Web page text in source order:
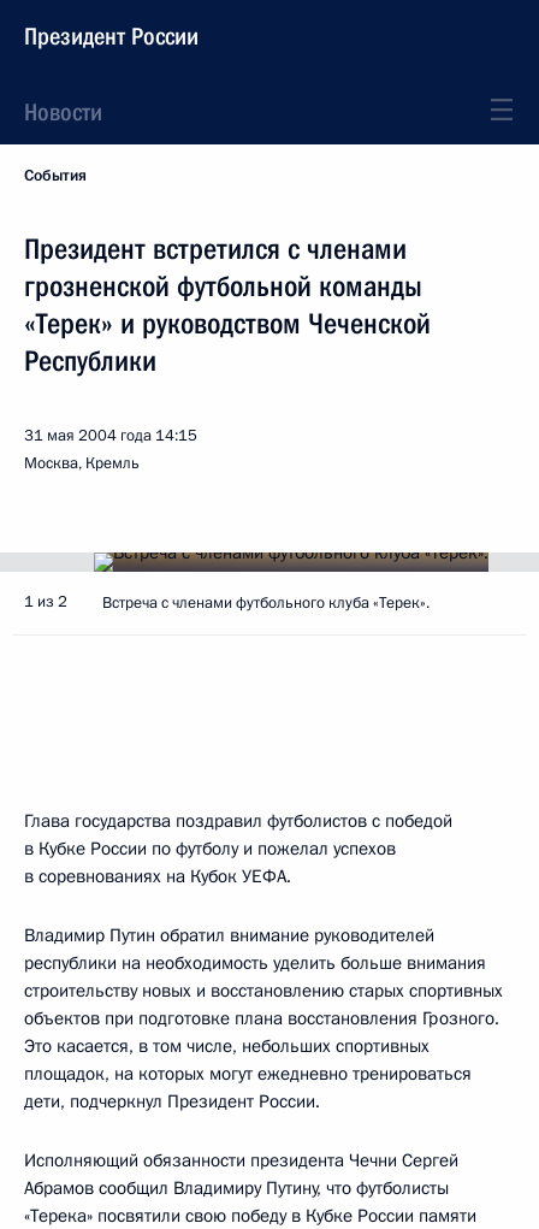
Президент России
Новости
События
Президент встретился с членами
грозненской футбольной команды
«Терек» и руководством Чеченской
Республики
31 мая 2004 года 14:15
Москва, Кремль
1 из 2 Встреча с членами футбольного клуба «Терек».
Глава государства поздравил футболистов с победой
в Кубке России по футболу и пожелал успехов
в соревнованиях на Кубок УЕФА.
Владимир Путин обратил внимание руководителей
республики на необходимость уделить больше внимания
строительству новых и восстановлению старых спортивных
объектов при подготовке плана восстановления Грозного.
Это касается, в том числе, небольших спортивных
площадок, на которых могут ежедневно тренироваться
дети, подчеркнул Президент России.
Исполняющий обязанности президента Чечни Сергей
Абрамов сообщил Владимиру Путину, что футболисты
«Терека» посвятили свою победу в Кубке России памяти